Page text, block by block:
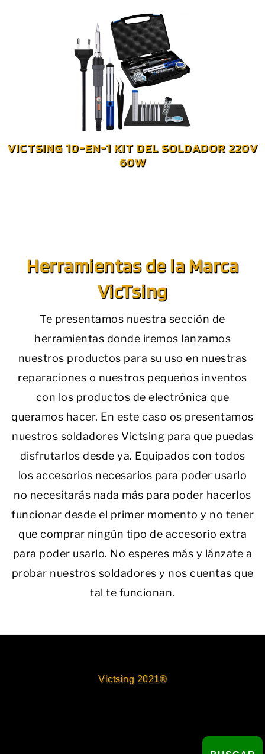
VICTSING 10-EN-1 KIT DEL SOLDADOR 220V
60W
Herramientas de la Marca
VicTsing
Te presentamos nuestra sección de
herramientas donde iremos lanzamos
nuestros productos para su uso en nuestras
reparaciones o nuestros pequeños inventos
con los productos de electrónica que
queramos hacer. En este caso os presentamos
nuestros soldadores Victsing para que puedas
disfrutarlos desde ya. Equipados con todos
los accesorios necesarios para poder usarlo
no necesitarás nada más para poder hacerlos
funcionar desde el primer momento y no tener
que comprar ningún tipo de accesorio extra
para poder usarlo. No esperes más y lánzate a
probar nuestros soldadores y nos cuentas que
tal te funcionan.
Victsing 2021®